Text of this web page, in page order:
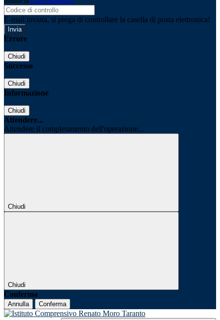
E-mail inviata, si prega di controllare la casella di posta elettronica!
Errore
Chiudi
Successo
Chiudi
Informazione
Chiudi
Attendere...
Attendere il completamento dell'operazione...
Chiudi
Chiudi
Conferma
Annulla Conferma